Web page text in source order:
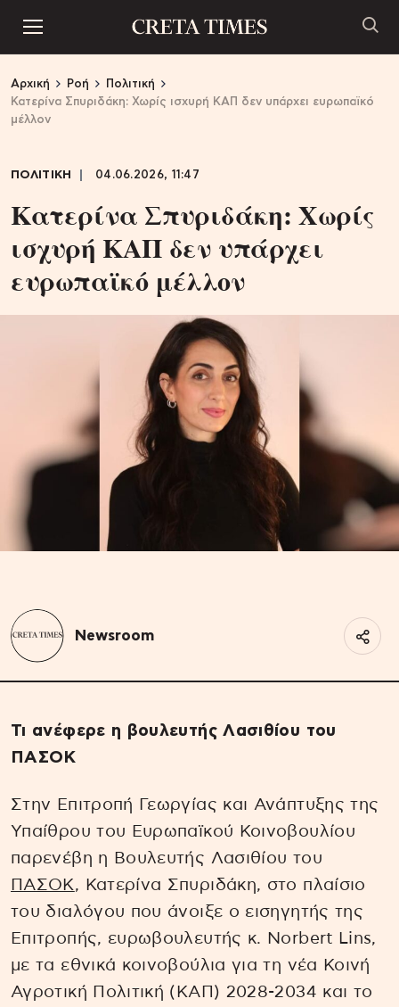
Αρχική Ροή
Πολιτική
Κατερίνα Σπυριδάκη: Χωρίς ισχυρή ΚΑΠ δεν υπάρχει ευρωπαϊκό
μέλλον
ΠΟΛΙΤΙΚΗ 04.06.2026, 11:47
Κατερίνα Σπυριδάκη: Χωρίς
ισχυρή ΚΑΠ δεν υπάρχει
ευρωπαϊκό μέλλον
Newsroom
Τι ανέφερε η βουλευτής Λασιθίου του
ΠΑΣΟΚ
Στην Επιτροπή Γεωργίας και Ανάπτυξης της
Υπαίθρου του Ευρωπαϊκού Κοινοβουλίου
παρενέβη η Βουλευτής Λασιθίου του
ΠΑΣΟΚ, Κατερίνα Σπυριδάκη, στο πλαίσιο
του διαλόγου που άνοιξε ο εισηγητής της
Επιτροπής, ευρωβουλευτής κ. Norbert Lins,
με τα εθνικά κοινοβούλια για τη νέα Κοινή
Αγροτική Πολιτική (ΚΑΠ) 2028-2034 και το